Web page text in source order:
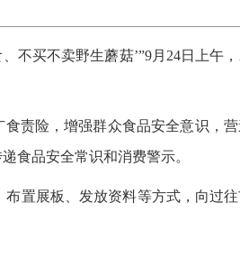
不买不卖野生蘑菇’”9月24日上午
责险，增强群众食品安全意识，
食品安全常识和消费警示。
置展板、发放资料等方式，向过